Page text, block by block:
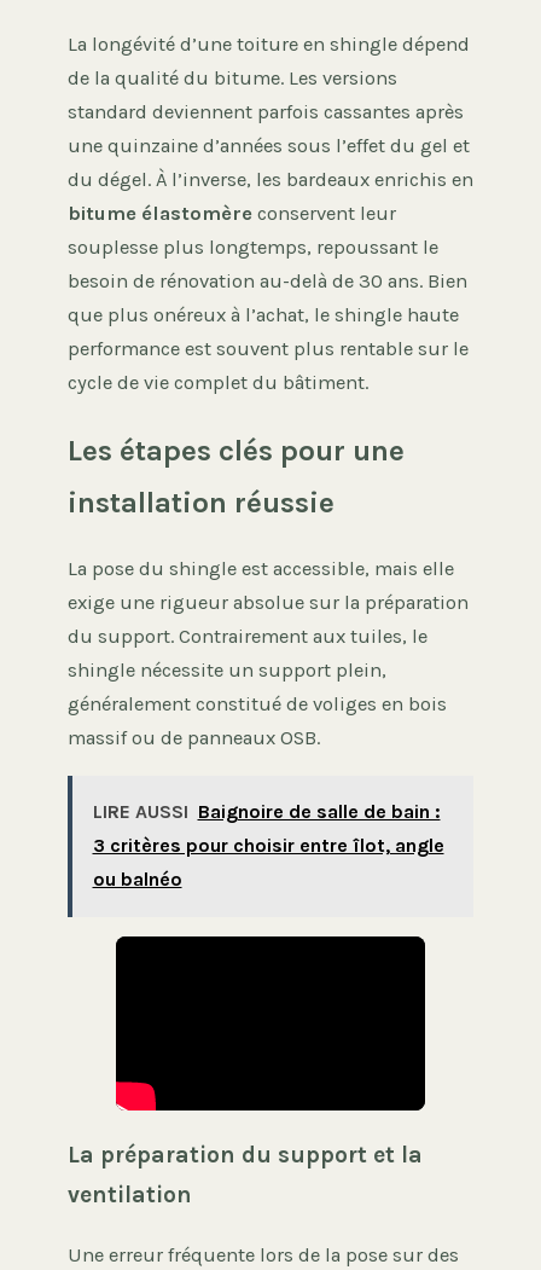
La longévité d’une toiture en shingle dépend
de la qualité du bitume. Les versions
standard deviennent parfois cassantes après
une quinzaine d’années sous l’effet du gel et
du dégel. À l’inverse, les bardeaux enrichis en
bitume élastomère conservent leur
souplesse plus longtemps, repoussant le
besoin de rénovation au-delà de 30 ans. Bien
que plus onéreux à l’achat, le shingle haute
performance est souvent plus rentable sur le
cycle de vie complet du bâtiment.
Les étapes clés pour une
installation réussie
La pose du shingle est accessible, mais elle
exige une rigueur absolue sur la préparation
du support. Contrairement aux tuiles, le
shingle nécessite un support plein,
généralement constitué de voliges en bois
massif ou de panneaux OSB.
LIRE AUSSI Baignoire de salle de bain :
3 critères pour choisir entre îlot, angle
ou balnéo
La préparation du support et la
ventilation
Une erreur fréquente lors de la pose sur des